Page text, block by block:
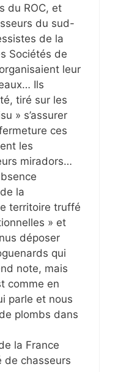
du ROC, et
du sud-
de la
Sociétés de
leur
Ils
tiré sur les
» s’assurer
ces
les
miradors…
la
territoire truffé
» et
déposer
qui
note, mais
comme en
parle et nous
plombs dans
la France
de chasseurs